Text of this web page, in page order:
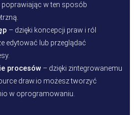
w ten sposób
– dzięki koncepcji praw i ról
edytować lub przeglądać
procesów – dzięki zintegrowanemu
draw.io możesz tworzyć
w oprogramowaniu.